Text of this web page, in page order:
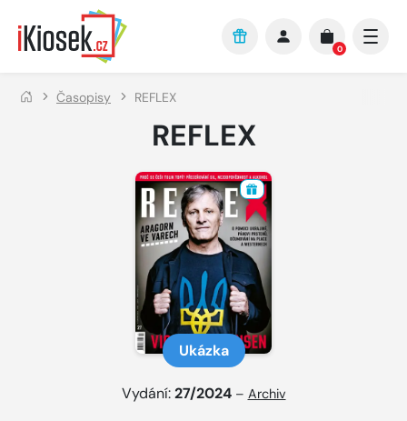
Přejít na hlavní obsah
0
Časopisy REFLEX
REFLEX
Ukázka
Vydání:27/2024 – Archiv